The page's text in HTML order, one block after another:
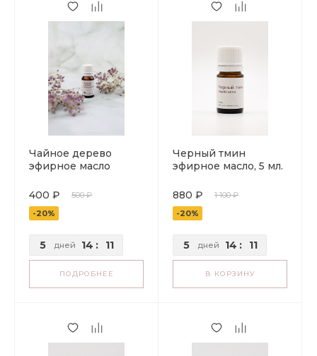
Чайное дерево
эфирное масло
400 ₽
500 ₽
-20%
5 дней 14 : 11
ПОДРОБНЕЕ
Черный тмин
эфирное масло, 5 мл.
880 ₽
1 100 ₽
-20%
5 дней 14 : 11
В КОРЗИНУ